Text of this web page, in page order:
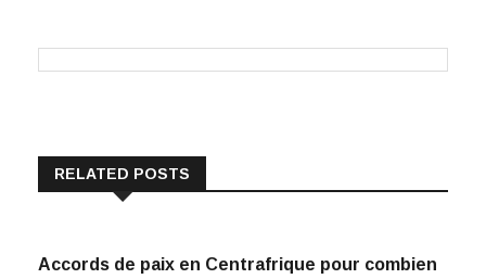
RELATED POSTS
Accords de paix en Centrafrique pour combien